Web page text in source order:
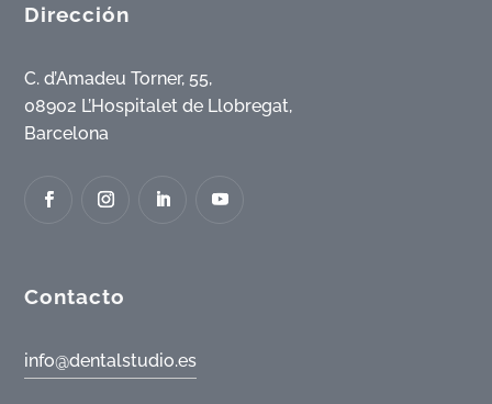
Dirección
C. d’Amadeu Torner, 55,
08902 L’Hospitalet de Llobregat,
Barcelona
Contacto
info@dentalstudio.es